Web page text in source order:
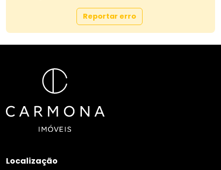
Reportar erro
Localização